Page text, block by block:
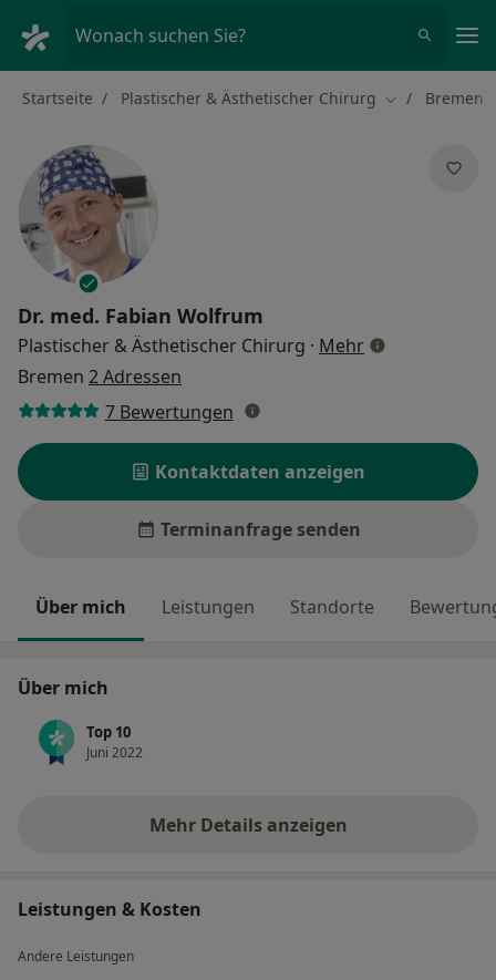
Wonach suchen Sie?
Startseite Plastischer & Ästhetischer Chirurg Stadt ändern
Bremen
Dr. med. Fabian Wolfrum
Plastischer & Ästhetischer Chirurg · Mehrüber
Bremen 2 Adressen
7 Bewertungen
Kontaktdaten anzeigen
Terminanfrage senden
Über mich Leistungen Standorte
Über mich
Top 10
Juni 2022
Mehr Details anzeigen
über Erfahrungen
Leistungen & Kosten
Andere Leistungen